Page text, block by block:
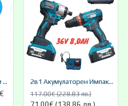
10 броя Диск за Метал и Неръждавейка 230мм 1,9мм HAWEK 2в1 Акумулаторен Импакт и Винтоверт Безжичен 36V 8,0AH Kraft
117.00€ (228.83 лв.)
71.00€ (138.86 лв.)